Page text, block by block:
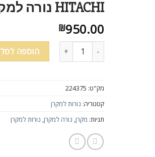
HITACHI נורה למקרן cpx440 cpx444 cpx445 cpx445w
₪950.00
כמות של HITACHI נורה למקרן cpx440 cpx444 cpx445 cpx445w הוספה לסל
מק"ט: 224375
קטגוריה: נורות למקרן
תגיות: מקרן, נורה למקרן, נורות למקרן